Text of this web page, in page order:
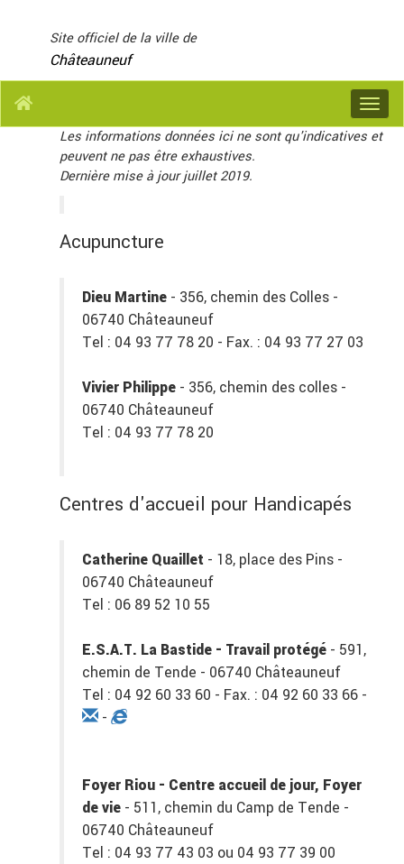
Site officiel de la ville de
Châteauneuf
Menu
Les informations données ici ne sont qu'indicatives et
peuvent ne pas être exhaustives.
Dernière mise à jour juillet 2019.
Acupuncture
Dieu Martine - 356, chemin des Colles -
06740 Châteauneuf
Tel : 04 93 77 78 20 - Fax. : 04 93 77 27 03
Vivier Philippe - 356, chemin des colles -
06740 Châteauneuf
Tel : 04 93 77 78 20
Centres d'accueil pour Handicapés
Catherine Quaillet - 18, place des Pins -
06740 Châteauneuf
Tel : 06 89 52 10 55
E.S.A.T. La Bastide - Travail protégé - 591,
chemin de Tende - 06740 Châteauneuf
Tel : 04 92 60 33 60 - Fax. : 04 92 60 33 66 -
-
Foyer Riou - Centre accueil de jour, Foyer
de vie - 511, chemin du Camp de Tende -
06740 Châteauneuf
Tel : 04 93 77 43 03 ou 04 93 77 39 00